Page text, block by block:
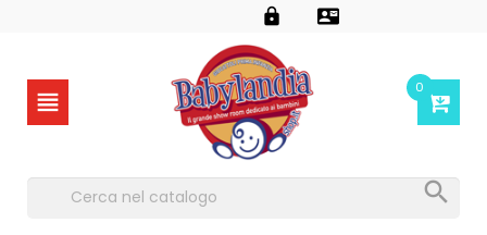
 
 0
